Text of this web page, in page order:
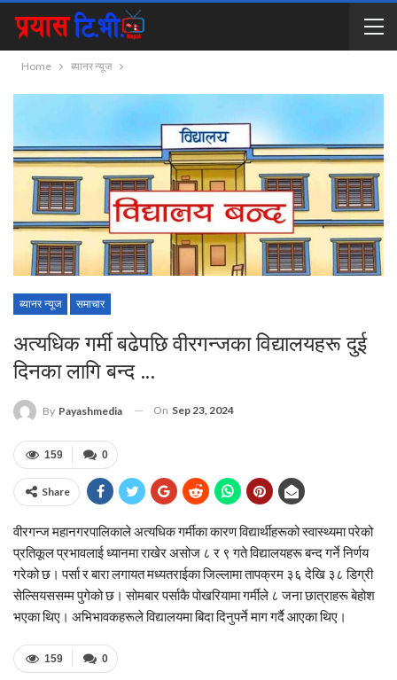
Home ब्यानर न्यूज
ब्यानर न्यूज समाचार
अत्यधिक गर्मी बढेपछि वीरगन्जका विद्यालयहरू दुई
दिनका लागि बन्द …
By Payashmedia On Sep 23, 2024
0
159
Share
वीरगन्ज महानगरपालिकाले अत्यधिक गर्मीका कारण विद्यार्थीहरूको स्वास्थ्यमा परेको
प्रतिकूल प्रभावलाई ध्यानमा राखेर असोज ८ र ९ गते विद्यालयहरू बन्द गर्ने निर्णय
गरेको छ। पर्सा र बारा लगायत मध्यतराईका जिल्लामा तापक्रम ३६ देखि ३८ डिग्री
सेल्सियससम्म पुगेको छ। सोमबार पर्साकै पोखरियामा गर्मीले ८ जना छात्राहरू बेहोश
भएका थिए। अभिभावकहरूले विद्यालयमा बिदा दिनुपर्ने माग गर्दै आएका थिए।
0
159